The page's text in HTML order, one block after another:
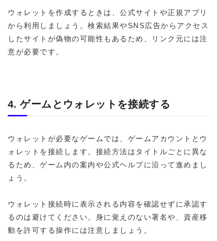
ウォレットを作成するときは、公式サイトや正規アプリ
から利用しましょう。検索結果やSNS広告からアクセス
したサイトが偽物の可能性もあるため、リンク元には注
意が必要です。
4. ゲームとウォレットを接続する
ウォレットが必要なゲームでは、ゲームアカウントとウ
ォレットを接続します。接続方法はタイトルごとに異な
るため、ゲーム内の案内や公式ヘルプに沿って進めまし
ょう。
ウォレット接続時に表示される内容を確認せずに承認す
るのは避けてください。身に覚えのない署名や、資産移
動を許可する操作には注意しましょう。